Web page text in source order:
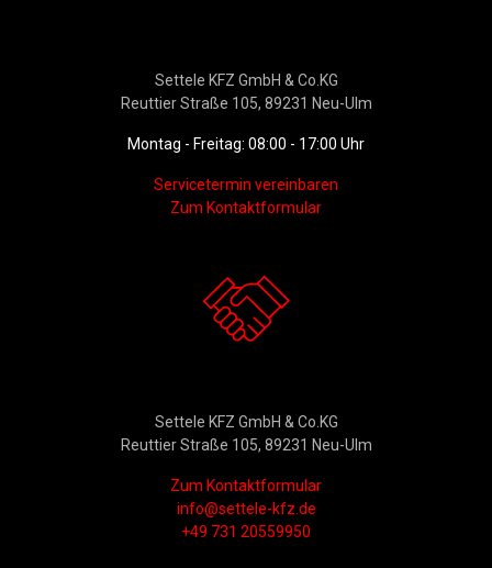
Settele KFZ GmbH & Co.KG
Reuttier Straße 105, 89231 Neu-Ulm
Montag - Freitag: 08:00 - 17:00 Uhr
Servicetermin vereinbaren
Zum Kontaktformular
Settele KFZ GmbH & Co.KG
Reuttier Straße 105, 89231 Neu-Ulm
Zum Kontaktformular
info@settele-kfz.de
+49 731 20559950